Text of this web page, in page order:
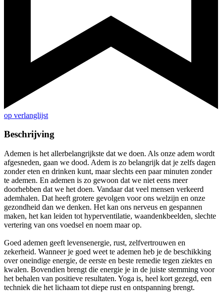
op verlanglijst
Beschrijving
Ademen is het allerbelangrijkste dat we doen. Als onze adem wordt
afgesneden, gaan we dood. Adem is zo belangrijk dat je zelfs dagen
zonder eten en drinken kunt, maar slechts een paar minuten zonder
te ademen. En ademen is zo gewoon dat we niet eens meer
doorhebben dat we het doen. Vandaar dat veel mensen verkeerd
ademhalen. Dat heeft grotere gevolgen voor ons welzijn en onze
gezondheid dan we denken. Het kan ons nerveus en gespannen
maken, het kan leiden tot hyperventilatie, waandenkbeelden, slechte
vertering van ons voedsel en noem maar op.
Goed ademen geeft levensenergie, rust, zelfvertrouwen en
zekerheid. Wanneer je goed weet te ademen heb je de beschikking
over oneindige energie, de eerste en beste remedie tegen ziektes en
kwalen. Bovendien brengt die energie je in de juiste stemming voor
het behalen van positieve resultaten. Yoga is, heel kort gezegd, een
techniek die het lichaam tot diepe rust en ontspanning brengt.